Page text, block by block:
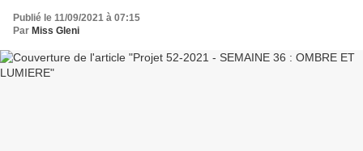
Publié le 11/09/2021 à 07:15
Par Miss Gleni